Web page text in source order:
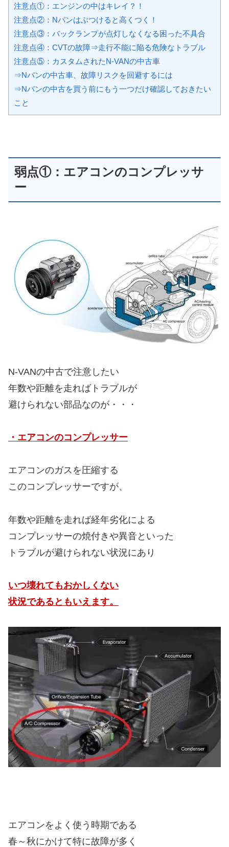
注意点①：エンジンの中はキレイ？！
注意点②：Nバンはぶつけると高くつく！
注意点③：バックランプが点灯しなくなる困った不具合
注意点④：CVTの故障⇒走行不能に陥る危険なトラブル
注意点⑤：カスタムされたN-VANの中古車
⇒Nバンの中古車、故障リスクを回避するには
⇒Nバンの中古を買う前にもう一つだけ確認しておきたい
こと
弱点①：エアコンのコンプレッサ
ー
N-VANの中古で注意したい
年数や距離を走ればトラブルが
避けられない部品なのが・・・
・エアコンのコンプレッサー
エアコンのガスを圧縮する
このコンプレッサーですが、
年数や距離を走れば経年劣化による
コンプレッサーの焼付きや異音といった
トラブルが避けられない状況にあり
いつ壊れてもおかしくない
状況であるともいえます。
エアコンをよく使う時期である
春～秋にかけて特に故障が多く